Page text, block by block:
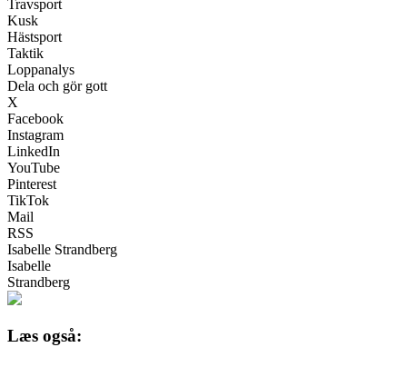
Travsport
Kusk
Hästsport
Taktik
Loppanalys
Dela och gör gott
X
Facebook
Instagram
LinkedIn
YouTube
Pinterest
TikTok
Mail
RSS
Isabelle Strandberg
Isabelle
Strandberg
Læs også: